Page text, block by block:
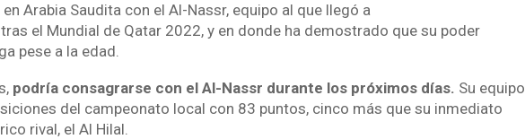
Arabia Saudita con el Al-Nassr, equipo al que llegó a
el Mundial de Qatar 2022, y en donde ha demostrado que su poder
pese a la edad.
podría consagrarse con el Al-Nassr durante los próximos días. Su equipo
del campeonato local con 83 puntos, cinco más que su inmediato
rival, el Al Hilal.